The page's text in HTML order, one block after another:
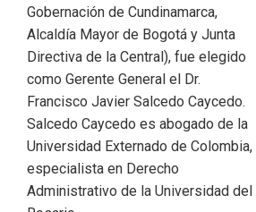
Gobernación de Cundinamarca,
Alcaldía Mayor de Bogotá y Junta
Directiva de la Central), fue elegido
como Gerente General el Dr.
Francisco Javier Salcedo Caycedo.
Salcedo Caycedo es abogado de la
Universidad Externado de Colombia,
especialista en Derecho
Administrativo de la Universidad del